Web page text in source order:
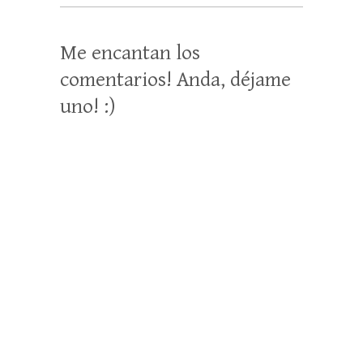
Me encantan los
comentarios! Anda, déjame
uno! :)